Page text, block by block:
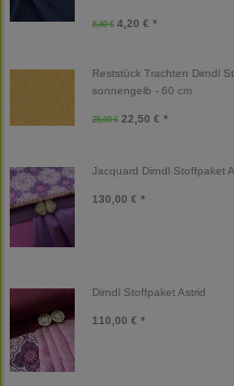
8,40 € 4,20 € *
Reststück Trachten Dirndl
sonnengelb - 60 cm
25,00 € 22,50 € *
Jacquard Dirndl Stoffpaket
130,00 € *
Dirndl Stoffpaket Astrid
110,00 € *